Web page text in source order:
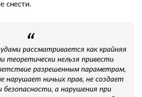
снести.
рассматривается как крайняя
теоретически нельзя привести
разрешенным параметрам,
нарушает ничьих прав, не создает
безопасности, а нарушения при